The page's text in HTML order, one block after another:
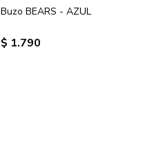
Buzo BEARS - AZUL
$ 1.790